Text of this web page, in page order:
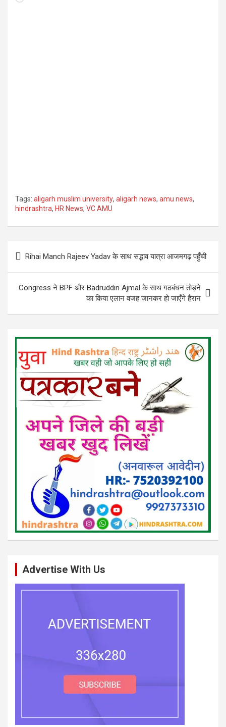
Tags: aligarh muslim university, aligarh news, amu news,
hindrashtra, HR News, VC AMU
Post
Rihai Manch Rajeev Yadav के साथ सद्भाव यात्रा आजमगढ़ पहुँची
Congress ने BPF और Badruddin Ajmal के साथ गठबंधन तोड़ने
का किया एलान वजह जानकर हो जाएँगे हैरान
Advertise With Us